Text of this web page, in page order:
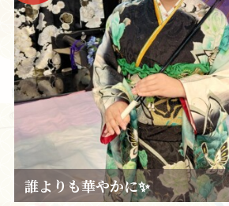
誰よりも華やかに✨️